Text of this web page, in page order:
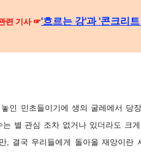
련 기사 ☞'흐르는 강'과 '콘크리
인 민초들이기에 생의 굴레에서 당
는 별 관심 조차 없거나 있더라도 크
, 결국 우리들에게 돌아올 재앙이란